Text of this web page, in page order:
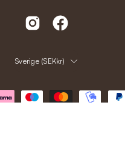
Land
Sverige (SEKkr)